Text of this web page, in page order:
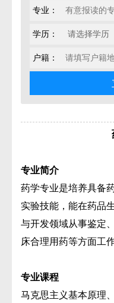
专业：
学历：
户籍：
专业简介
药学专业是培养具备
实验技能，能在药品
与开发领域从事鉴定
床合理用药等方面工
专业课程
马克思主义基本原理